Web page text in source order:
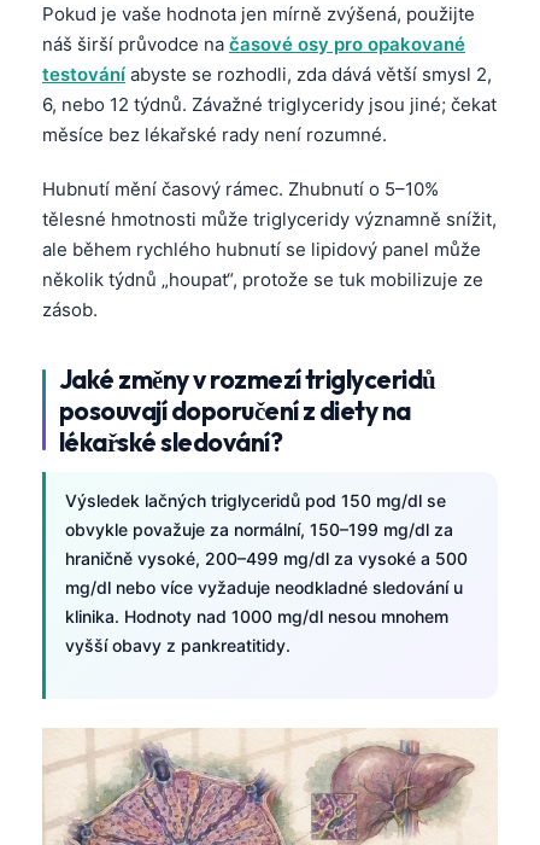
Pokud je vaše hodnota jen mírně zvýšená, použijte
náš širší průvodce na časové osy pro opakované
testování abyste se rozhodli, zda dává větší smysl 2,
6, nebo 12 týdnů. Závažné triglyceridy jsou jiné; čekat
měsíce bez lékařské rady není rozumné.
Hubnutí mění časový rámec. Zhubnutí o 5–10%
tělesné hmotnosti může triglyceridy významně snížit,
ale během rychlého hubnutí se lipidový panel může
několik týdnů „houpat“, protože se tuk mobilizuje ze
zásob.
Jaké změny v rozmezí triglyceridů
posouvají doporučení z diety na
lékařské sledování?
Výsledek lačných triglyceridů pod 150 mg/dl se
obvykle považuje za normální, 150–199 mg/dl za
hraničně vysoké, 200–499 mg/dl za vysoké a 500
mg/dl nebo více vyžaduje neodkladné sledování u
klinika. Hodnoty nad 1000 mg/dl nesou mnohem
vyšší obavy z pankreatitidy.